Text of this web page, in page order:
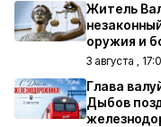
Житель
оружия и
3 августа ,
Глава
Дыбов